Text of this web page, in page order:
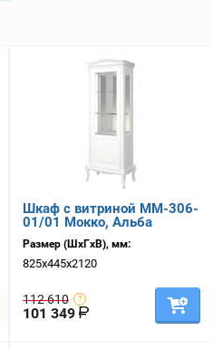
Шкаф с витриной ММ-306-
01/01 Мокко, Альба
Размер (ШхГхВ), мм:
825х445х2120
112 610
101 349